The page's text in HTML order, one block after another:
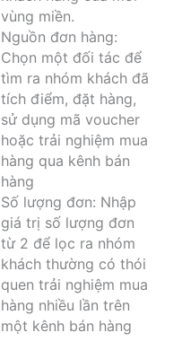
vùng miền.
Nguồn đơn hàng:
Chọn một đối tác để
tìm ra nhóm khách đã
tích điểm, đặt hàng,
sử dụng mã voucher
hoặc trải nghiệm mua
hàng qua kênh bán
hàng
Số lượng đơn: Nhập
giá trị số lượng đơn
từ 2 để lọc ra nhóm
khách thường có thói
quen trải nghiệm mua
hàng nhiều lần trên
một kênh bán hàng